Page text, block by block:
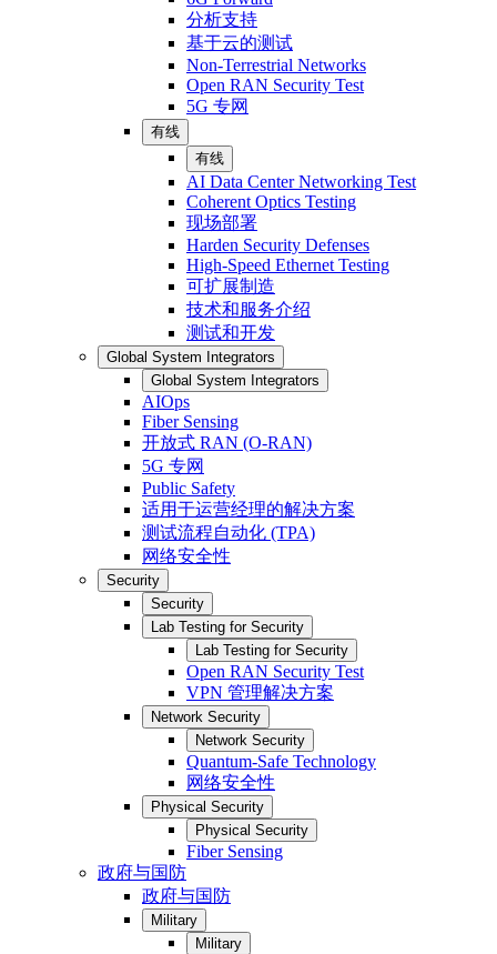
分析支持
基于云的测试
Non-Terrestrial Networks
Open RAN Security Test
5G 专网
有线
有线
AI Data Center Networking Test
Coherent Optics Testing
现场部署
Harden Security Defenses
High-Speed Ethernet Testing
可扩展制造
技术和服务介绍
测试和开发
Global System Integrators
Global System Integrators
AIOps
Fiber Sensing
开放式 RAN (O-RAN)
5G 专网
Public Safety
适用于运营经理的解决方案
测试流程自动化 (TPA)
网络安全性
Security
Security
Lab Testing for Security
Lab Testing for Security
Open RAN Security Test
VPN 管理解决方案
Network Security
Network Security
Quantum-Safe Technology
网络安全性
Physical Security
Physical Security
Fiber Sensing
政府与国防
政府与国防
Military
Military